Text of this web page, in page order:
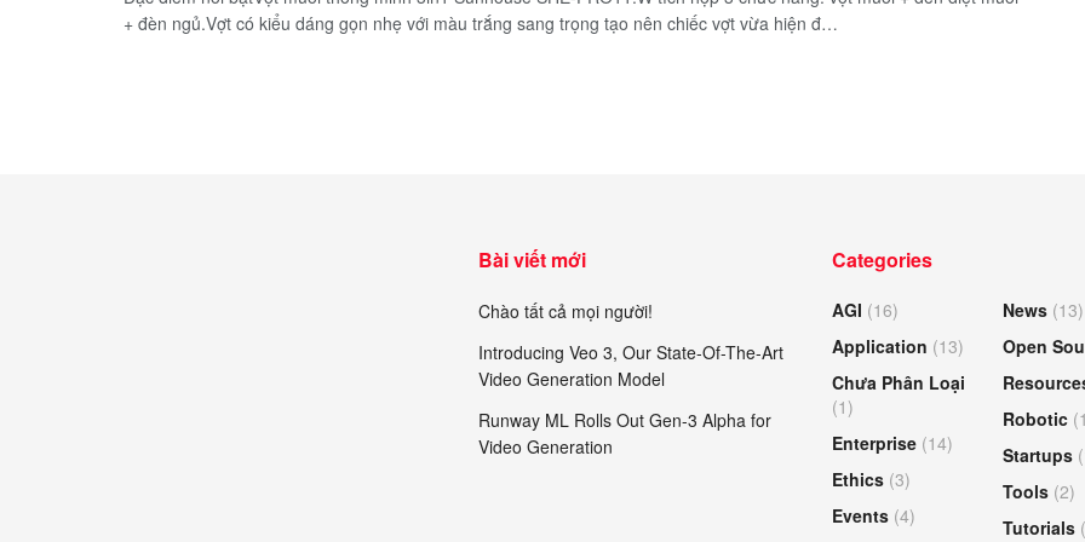
+ đèn ngủ.Vợt có kiểu dáng gọn nhẹ với màu trắng sang trọng tạo nên chiếc vợt vừa hiện đ…
Bài viết mới
Chào tất cả mọi người!
Introducing Veo 3, Our State-Of-The-Art
Video Generation Model
Runway ML Rolls Out Gen-3 Alpha for
Video Generation
Categories
AGI (16)
Application (13)
Chưa Phân Loại
(1)
Enterprise (14)
Ethics (3)
Events (4)
News (13)
Open
Robotic
Startups
Tools (2)
Tutorials